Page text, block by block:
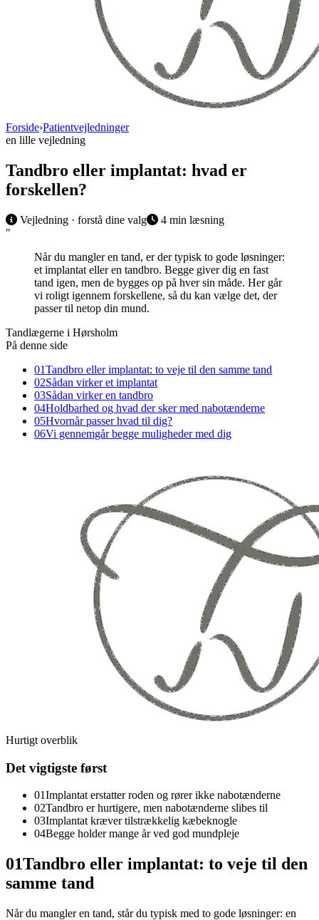
Forside›Patientvejledninger
en lille vejledning
Tandbro eller implantat: hvad er
forskellen?
Vejledning · forstå dine valg 4 min læsning
"
Når du mangler en tand, er der typisk to gode løsninger:
et implantat eller en tandbro. Begge giver dig en fast
tand igen, men de bygges op på hver sin måde. Her går
vi roligt igennem forskellene, så du kan vælge det, der
passer til netop din mund.
Tandlægerne i Hørsholm
På denne side
01Tandbro eller implantat: to veje til den samme tand
02Sådan virker et implantat
03Sådan virker en tandbro
04Holdbarhed og hvad der sker med nabotænderne
05Hvornår passer hvad til dig?
06Vi gennemgår begge muligheder med dig
Hurtigt overblik
Det vigtigste først
01Implantat erstatter roden og rører ikke nabotænderne
02Tandbro er hurtigere, men nabotænderne slibes til
03Implantat kræver tilstrækkelig kæbeknogle
04Begge holder mange år ved god mundpleje
01Tandbro eller implantat: to veje til den
samme tand
Når du mangler en tand, står du typisk med to gode løsninger: en